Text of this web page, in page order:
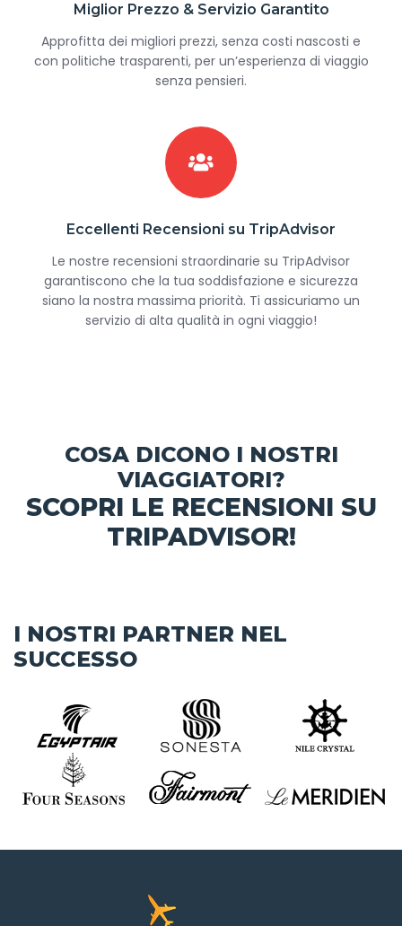
Miglior Prezzo & Servizio Garantito
Approfitta dei migliori prezzi, senza costi nascosti e
con politiche trasparenti, per un’esperienza di viaggio
senza pensieri.
Eccellenti Recensioni su TripAdvisor
Le nostre recensioni straordinarie su TripAdvisor
garantiscono che la tua soddisfazione e sicurezza
siano la nostra massima priorità. Ti assicuriamo un
servizio di alta qualità in ogni viaggio!
COSA DICONO I NOSTRI
VIAGGIATORI?
SCOPRI LE RECENSIONI SU
TRIPADVISOR!
I NOSTRI PARTNER NEL
SUCCESSO